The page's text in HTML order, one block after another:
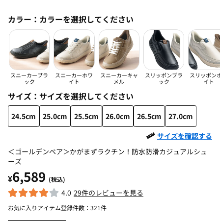
カラー： カラーを選択してください
スニーカーブラ
ック
スニーカーホワ
イト
スニーカーキャ
メル
スリッポンブラ
ック
スリッポン
イト
サイズ： サイズを選択してください
24.5cm 25.0cm 25.5cm 26.0cm 26.5cm
27.0cm
サイズを確認する
＜ゴールデンベア＞かがまずラクチン！防水防滑カジュアルシュ
ーズ
¥6,589 (税込)
4.0 29件のレビューを見る
お気に入りアイテム登録件数： 321件